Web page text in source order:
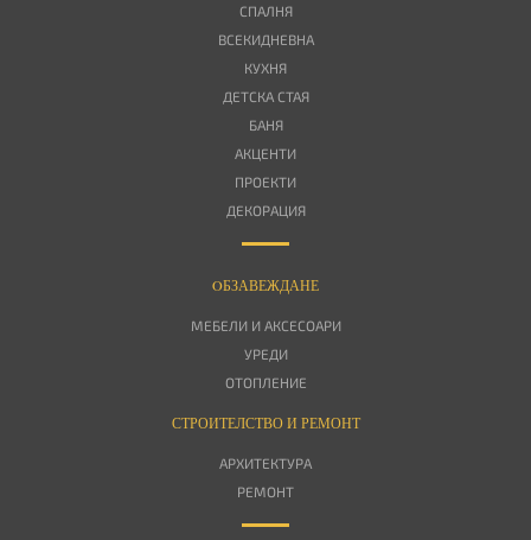
СПАЛНЯ
ВСЕКИДНЕВНА
КУХНЯ
ДЕТСКА СТАЯ
БАНЯ
АКЦЕНТИ
ПРОЕКТИ
ДЕКОРАЦИЯ
OБЗАВЕЖДАНЕ
МЕБЕЛИ И АКСЕСОАРИ
УРЕДИ
ОТОПЛЕНИЕ
СТРОИТЕЛСТВО И РЕМОНТ
АРХИТЕКТУРА
РЕМОНТ